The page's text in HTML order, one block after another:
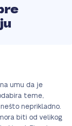
umu da je
teme,
neprikladno.
biti od velikog